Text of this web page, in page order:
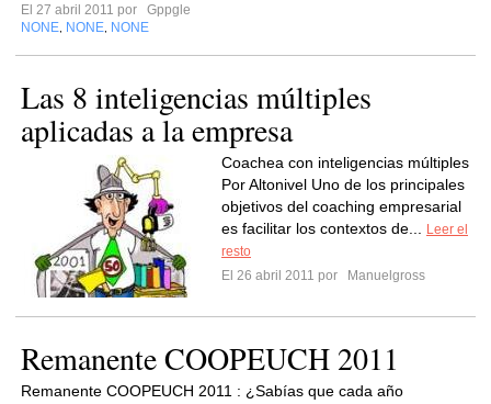
El 27 abril 2011 por
Gppgle
NONE NONE NONE
Las 8 inteligencias múltiples
aplicadas a la empresa
Coachea con inteligencias múltiples
Por Altonivel Uno de los principales
objetivos del coaching empresarial
es facilitar los contextos de...
Leer el
resto
El 26 abril 2011 por
Manuelgross
Remanente COOPEUCH 2011
Remanente COOPEUCH 2011 : ¿Sabías que cada año